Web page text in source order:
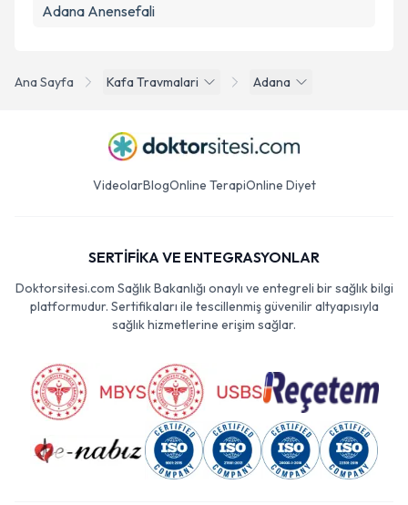
Ana Sayfa Kafa Travmalari Adana
Adana Anensefali
VideolarBlogOnline TerapiOnline Diyet
SERTİFİKA VE ENTEGRASYONLAR
Doktorsitesi.com Sağlık Bakanlığı onaylı ve entegreli bir sağlık bilgi
platformudur. Sertifikaları ile tescillenmiş güvenilir altyapısıyla
sağlık hizmetlerine erişim sağlar.